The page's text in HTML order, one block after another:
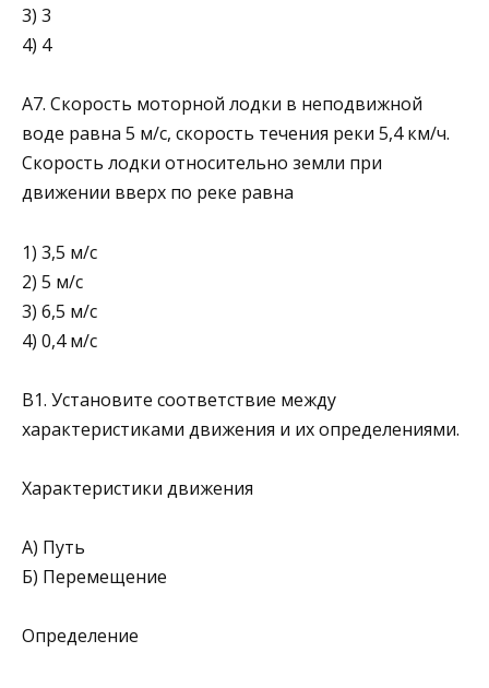
3) 3
4) 4
А7. Скорость моторной лодки в неподвижной
воде равна 5 м/с, скорость течения реки 5,4 км/ч.
Скорость лодки относи­тельно земли при
движении вверх по реке равна
1) 3,5 м/с
2) 5 м/с
3) 6,5 м/с
4) 0,4 м/с
B1. Установите соответствие между
характеристиками движения и их определениями.
Характеристики движения
А) Путь
Б) Перемещение
Определение